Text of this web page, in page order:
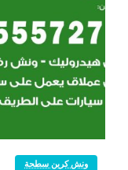
ونش كرين سطحة